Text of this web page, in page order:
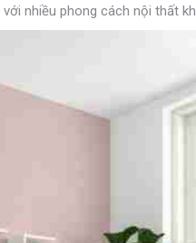
nhiều phong cách nội thất